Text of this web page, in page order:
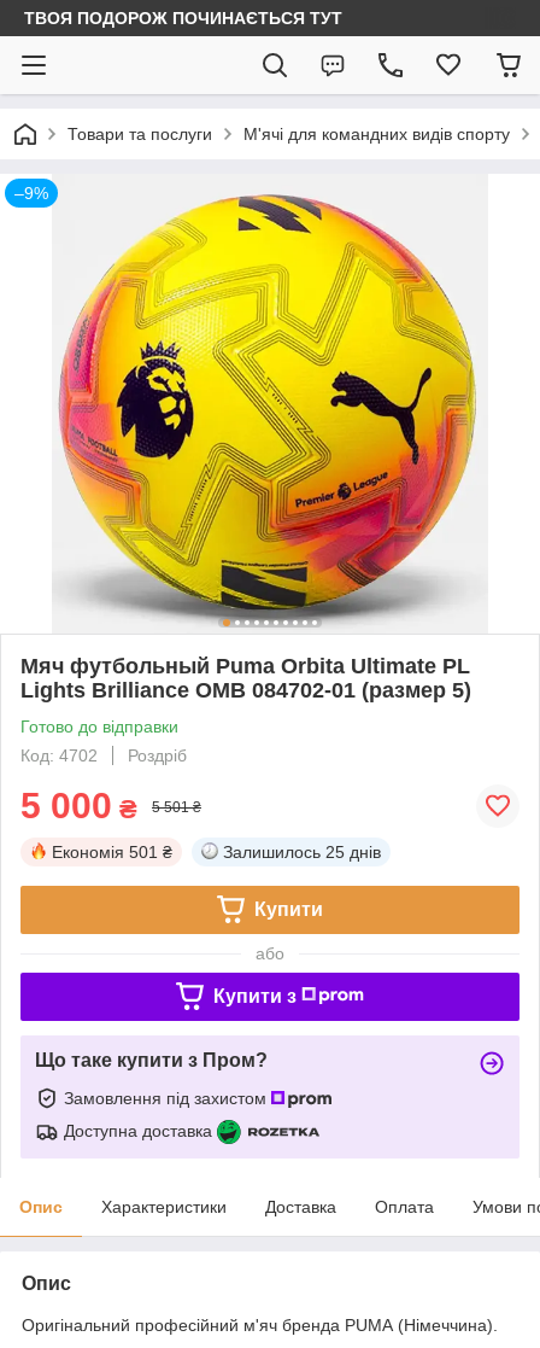
ТВОЯ ПОДОРОЖ ПОЧИНАЄТЬСЯ ТУТ
Товари та послуги М'ячі для командних видів спорту
–9%
Мяч футбольный Puma Orbita Ultimate PL
Lights Brilliance ОМВ 084702-01 (размер 5)
Готово до відправки
Код: 4702
Роздріб
5 000 ₴ 5 501 ₴
Економія 501 ₴ Залишилось 25 днів
Купити
або
Купити з
Що таке купити з Пром?
Замовлення під захистом
Доступна доставка
Опис Характеристики Доставка Оплата Умови
Опис
Оригінальний професійний м'яч бренда PUMA (Німеччина).